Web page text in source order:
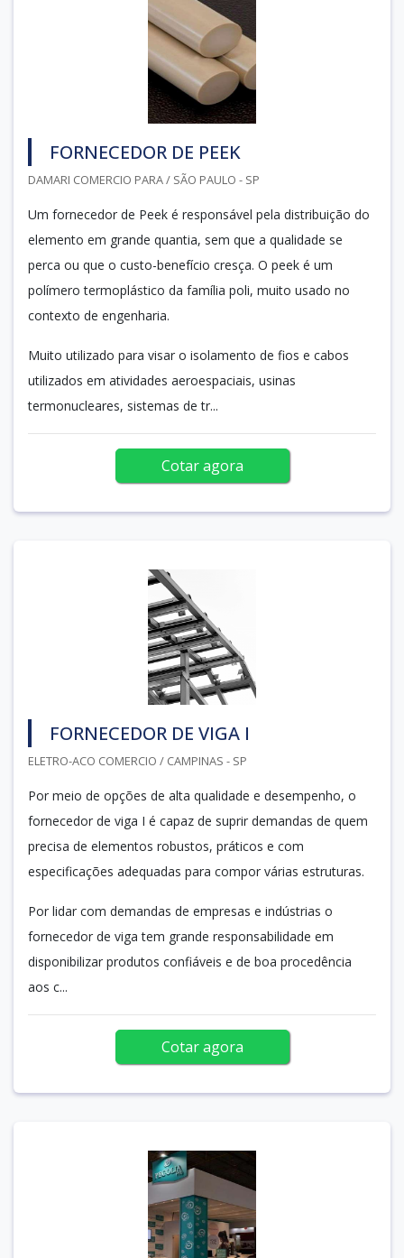
FORNECEDOR DE PEEK
DAMARI COMERCIO PARA / SÃO PAULO - SP
Um fornecedor de Peek é responsável pela distribuição do
elemento em grande quantia, sem que a qualidade se
perca ou que o custo-benefício cresça. O peek é um
polímero termoplástico da família poli, muito usado no
contexto de engenharia.
Muito utilizado para visar o isolamento de fios e cabos
utilizados em atividades aeroespaciais, usinas
termonucleares, sistemas de tr...
Cotar agora
FORNECEDOR DE VIGA I
ELETRO-ACO COMERCIO / CAMPINAS - SP
Por meio de opções de alta qualidade e desempenho, o
fornecedor de viga I é capaz de suprir demandas de quem
precisa de elementos robustos, práticos e com
especificações adequadas para compor várias estruturas.
Por lidar com demandas de empresas e indústrias o
fornecedor de viga tem grande responsabilidade em
disponibilizar produtos confiáveis e de boa procedência
aos c...
Cotar agora